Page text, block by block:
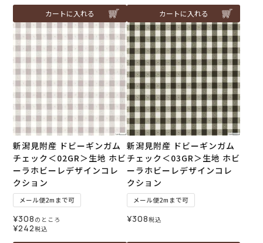
カートに入れる カートに入れる
新潟見附産 ドビーギンガム
チェック＜02GR＞生地 ホビ
ーラホビーレデザインコレ
クション
メール便2mまで可
¥308 のところ
¥242税込
新潟見附産 ドビーギンガム
チェック＜03GR＞生地 ホビ
ーラホビーレデザインコレ
クション
メール便2mまで可
¥308税込